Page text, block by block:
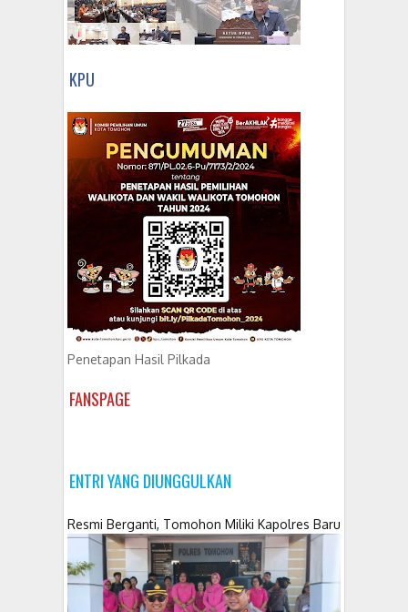
KPU
Penetapan Hasil Pilkada
FANSPAGE
ENTRI YANG DIUNGGULKAN
Resmi Berganti, Tomohon Miliki Kapolres Baru